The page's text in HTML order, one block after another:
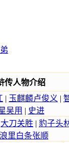
传人物介绍
| 玉麒麟卢俊义 |
吴用 | 史进
大刀关胜 | 豹子头
浪里白条张顺